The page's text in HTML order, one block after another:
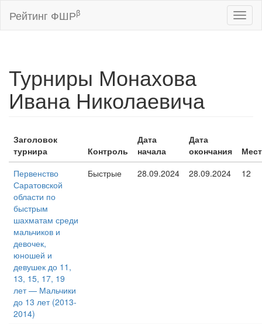
Рейтинг ФШРβ
Турниры Монахова
Ивана Николаевича
Заголовок
турнира
Контроль
Дата
начала
Дата
окончания
Первенство
Саратовской
области по
быстрым
шахматам среди
мальчиков и
девочек,
юношей и
девушек до 11,
13, 15, 17, 19
лет — Мальчики
до 13 лет (2013-
2014)
Быстрые 28.09.2024 28.09.2024 12